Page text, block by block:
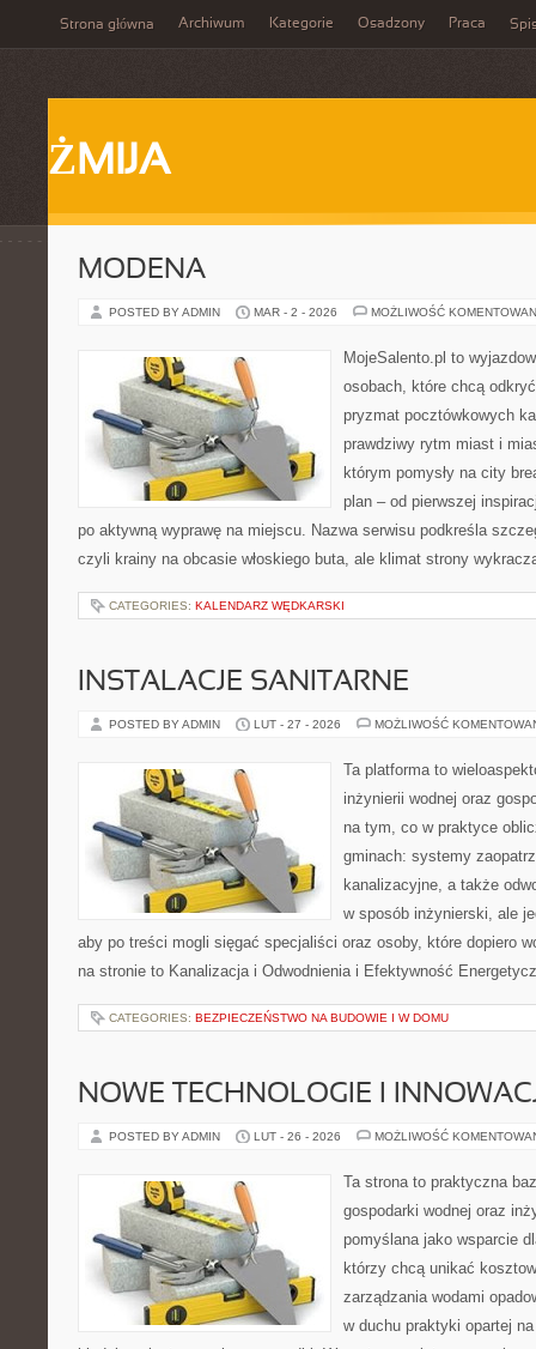
Strona główna Archiwum Kategorie Osadzony Praca
ŻMIJA
MODENA
POSTED BY ADMIN MAR - 2 - 2026 MOŻLIWOŚĆ
MojeSalento.pl to
osobach, które chcą
pryzmat pocztówkowych
prawdziwy rytm miast i
którym pomysły na city
plan – od pierwszej
po aktywną wyprawę na miejscu. Nazwa serwisu podkreśla
czyli krainy na obcasie włoskiego buta, ale klimat strony
CATEGORIES: KALENDARZ WĘDKARSKI
INSTALACJE SANITARNE
POSTED BY ADMIN LUT - 27 - 2026 MOŻLIWOŚĆ
Ta platforma to
inżynierii wodnej oraz
na tym, co w praktyce
gminach: systemy
kanalizacyjne, a także
w sposób inżynierski, ale
aby po treści mogli sięgać specjaliści oraz osoby, które dopiero
na stronie to Kanalizacja i Odwodnienia i Efektywność
CATEGORIES: BEZPIECZEŃSTWO NA BUDOWIE I W DOMU
NOWE TECHNOLOGIE I
POSTED BY ADMIN LUT - 26 - 2026 MOŻLIWOŚĆ
Ta strona to praktyczna
gospodarki wodnej oraz
pomyślana jako wsparcie
którzy chcą unikać
zarządzania wodami
w duchu praktyki opartej